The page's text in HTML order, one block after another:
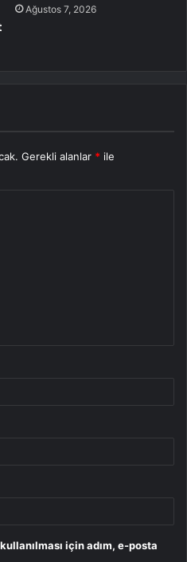
Ağustos 7, 2026
Gerekli alanlar * ile
için adım, e-posta